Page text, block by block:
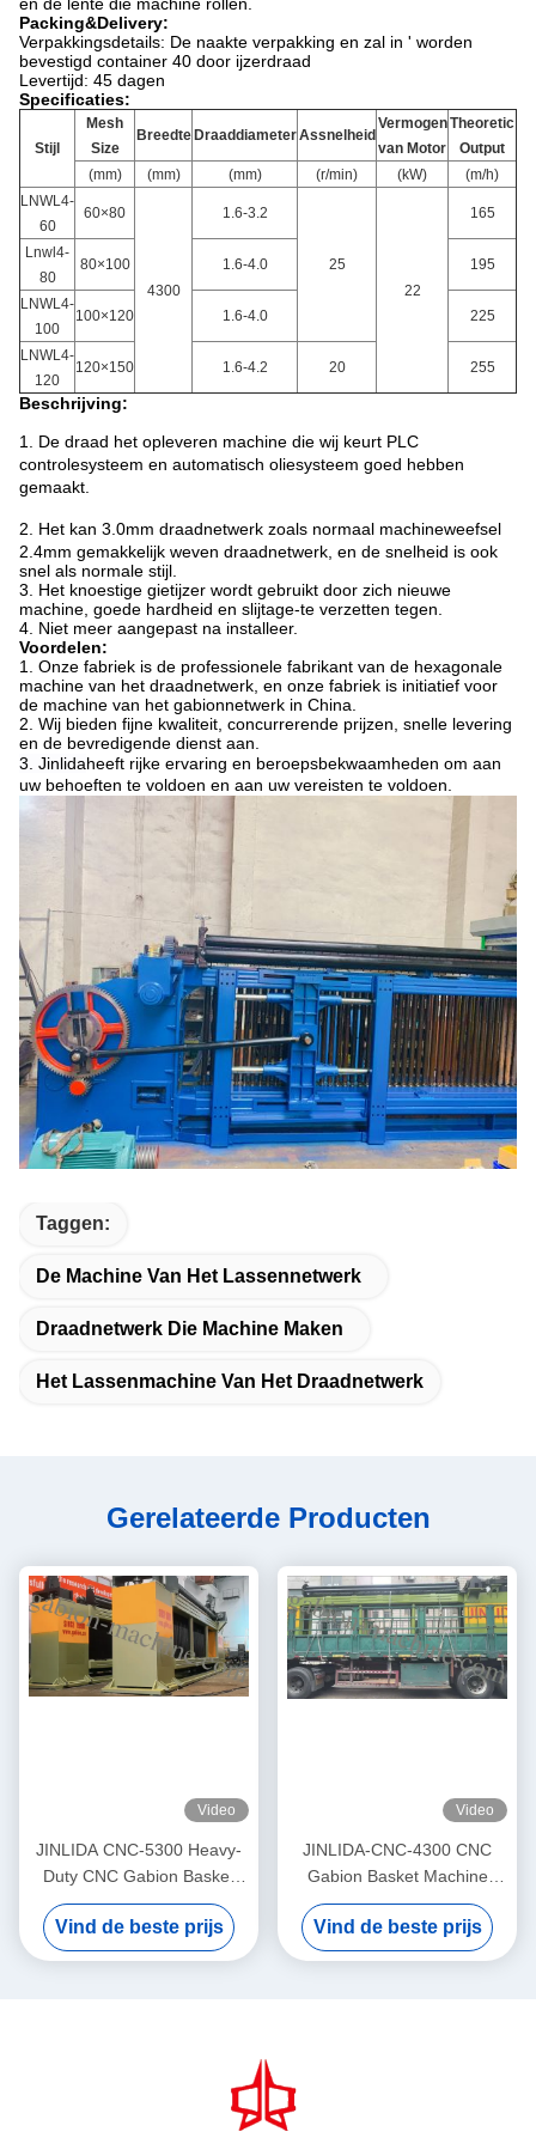
Packing&Delivery:
Verpakkingsdetails: De naakte verpakking en zal in ' worden
bevestigd container 40 door ijzerdraad
Levertijd: 45 dagen
Specificaties:
Stijl
Mesh
Size
Breedte DraaddiameterAssnelheid
Vermogen
van Motor
Theoretic
Output
(mm)
(mm) (mm) (r/min) (kW)
(m/h)
LNWL4-
60
60×80
4300
1.6-3.2
25
22
165
Lnwl4-
80
80×100 1.6-4.0 195
LNWL4-
100
100×120 1.6-4.0 225
LNWL4-
120
120×150 1.6-4.2 20 255
Beschrijving:
1. De draad het opleveren machine die wij keurt PLC
controlesysteem en automatisch oliesysteem goed hebben
gemaakt.
2.
Het kan 3.0mm draadnetwerk zoals normaal machineweefsel
2.4mm gemakkelijk weven draadnetwerk, en de snelheid is ook
snel als normale stijl.
3. Het knoestige gietijzer wordt gebruikt door zich nieuwe
machine, goede hardheid en slijtage-te verzetten tegen.
4. Niet meer aangepast na installeer.
Voordelen:
1. Onze fabriek is de professionele fabrikant van de hexagonale
machine van het draadnetwerk, en onze fabriek is initiatief voor
de machine van het gabionnetwerk in China.
2. Wij bieden fijne kwaliteit, concurrerende prijzen, snelle levering
en de bevredigende dienst aan.
3. Jinlidaheeft rijke ervaring en beroepsbekwaamheden om aan
uw behoeften te voldoen en aan uw vereisten te voldoen.
Taggen:
De Machine Van Het Lassennetwerk
Draadnetwerk Die Machine Maken
Het Lassenmachine Van Het Draadnetwerk
Gerelateerde Producten
Video
JINLIDA CNC-5300 Heavy-
Duty CNC Gabion Basket
Welding Machine 5300mm
Width Double Twist Mesh
Production Equipment
Vind de beste prijs
Video
JINLIDA-CNC-4300 CNC
Gabion Basket Machine
4300mm Working Width
Servo-Driven Double Twist
Mesh Equipment
Vind de beste prijs